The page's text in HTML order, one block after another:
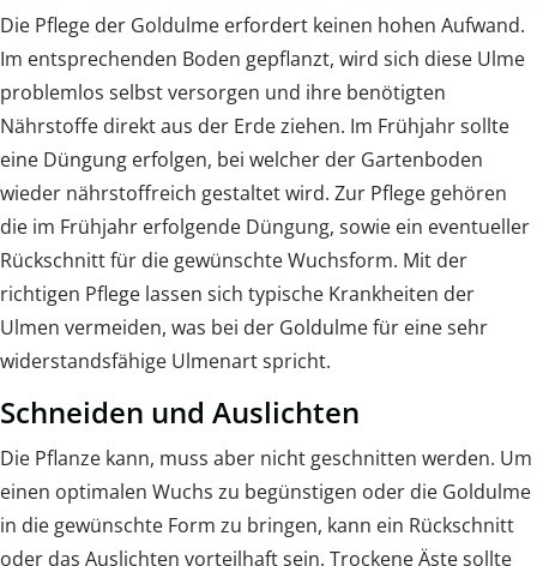
Die Pflege der Goldulme erfordert keinen hohen Aufwand.
Im entsprechenden Boden gepflanzt, wird sich diese Ulme
problemlos selbst versorgen und ihre benötigten
Nährstoffe direkt aus der Erde ziehen. Im Frühjahr sollte
eine Düngung erfolgen, bei welcher der Gartenboden
wieder nährstoffreich gestaltet wird. Zur Pflege gehören
die im Frühjahr erfolgende Düngung, sowie ein eventueller
Rückschnitt für die gewünschte Wuchsform. Mit der
richtigen Pflege lassen sich typische Krankheiten der
Ulmen vermeiden, was bei der Goldulme für eine sehr
widerstandsfähige Ulmenart spricht.
Schneiden und Auslichten
Die Pflanze kann, muss aber nicht geschnitten werden. Um
einen optimalen Wuchs zu begünstigen oder die Goldulme
in die gewünschte Form zu bringen, kann ein Rückschnitt
oder das Auslichten vorteilhaft sein. Trockene Äste sollte